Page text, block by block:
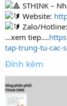
STHINK –
Website:
Zalo/
...xem tiep....
tap-trung-tu-cac-
Đính kèm